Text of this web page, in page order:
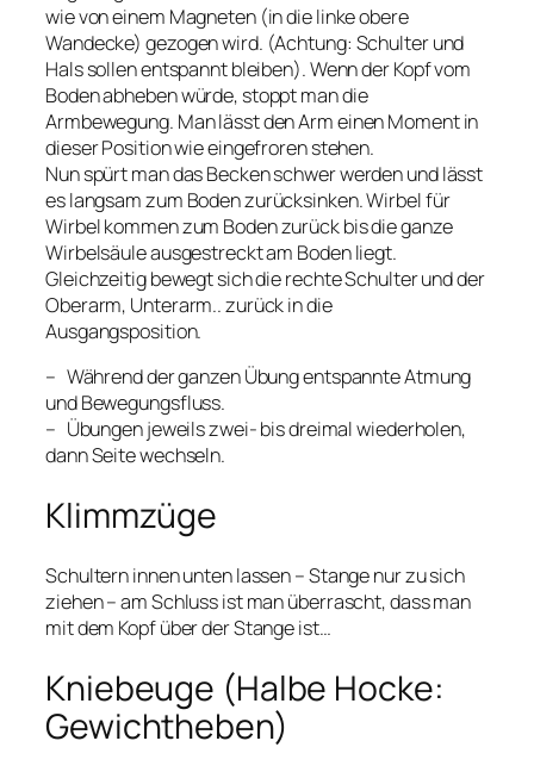
wie von einem Magneten (in die linke obere
Wandecke) gezogen wird. (Achtung: Schulter und
Hals sollen entspannt bleiben). Wenn der Kopf vom
Boden abheben würde, stoppt man die
Armbewegung. Man lässt den Arm einen Moment in
dieser Position wie eingefroren stehen.
Nun spürt man das Becken schwer werden und lässt
es langsam zum Boden zurücksinken. Wirbel für
Wirbel kommen zum Boden zurück bis die ganze
Wirbelsäule ausgestreckt am Boden liegt.
Gleichzeitig bewegt sich die rechte Schulter und der
Oberarm, Unterarm.. zurück in die
Ausgangsposition.
– Während der ganzen Übung entspannte Atmung
und Bewegungsfluss.
– Übungen jeweils zwei- bis dreimal wiederholen,
dann Seite wechseln.
Klimmzüge
Schultern innen unten lassen – Stange nur zu sich
ziehen – am Schluss ist man überrascht, dass man
mit dem Kopf über der Stange ist…
Kniebeuge (Halbe Hocke:
Gewichtheben)